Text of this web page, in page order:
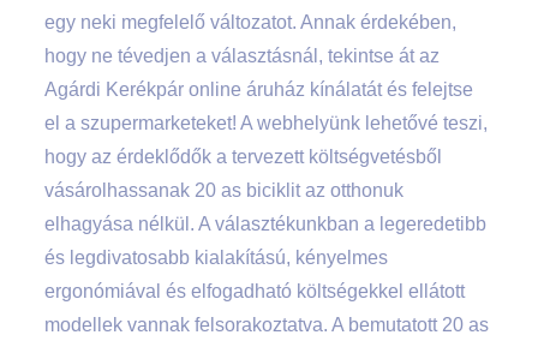
egy neki megfelelő változatot. Annak érdekében,
hogy ne tévedjen a választásnál, tekintse át az
Agárdi Kerékpár online áruház kínálatát és felejtse
el a szupermarketeket! A webhelyünk lehetővé teszi,
hogy az érdeklődők a tervezett költségvetésből
vásárolhassanak 20 as biciklit az otthonuk
elhagyása nélkül. A választékunkban a legeredetibb
és legdivatosabb kialakítású, kényelmes
ergonómiával és elfogadható költségekkel ellátott
modellek vannak felsorakoztatva. A bemutatott 20 as